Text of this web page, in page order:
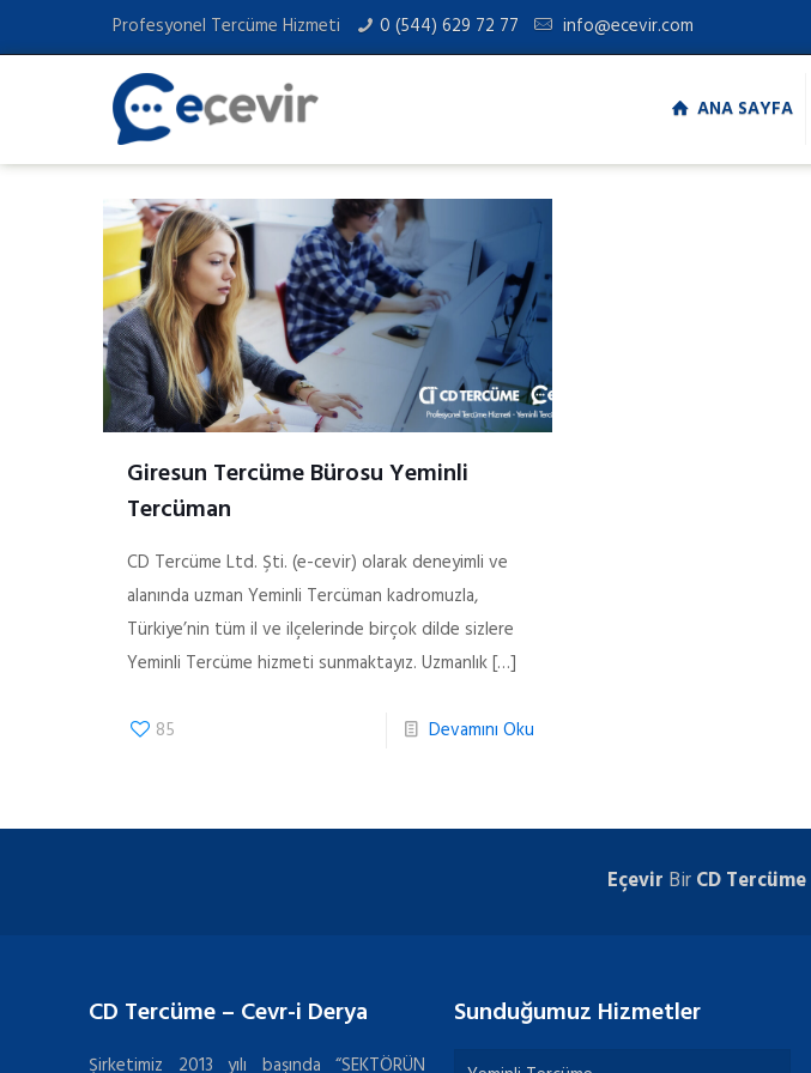
Profesyonel Tercüme Hizmeti 0 (544) 629 72 77 info@ecevir.com
ANA SAYFA
Giresun Tercüme Bürosu Yeminli
Tercüman
CD Tercüme Ltd. Şti. (e-cevir) olarak deneyimli ve
alanında uzman Yeminli Tercüman kadromuzla,
Türkiye’nin tüm il ve ilçelerinde birçok dilde sizlere
Yeminli Tercüme hizmeti sunmaktayız. Uzmanlık[…]
85 Devamını Oku
Eçevir BirCD Tercüme
CD Tercüme – Cevr-i Derya
Şirketimiz 2013 yılı başında “SEKTÖRÜN
Sunduğumuz Hizmetler